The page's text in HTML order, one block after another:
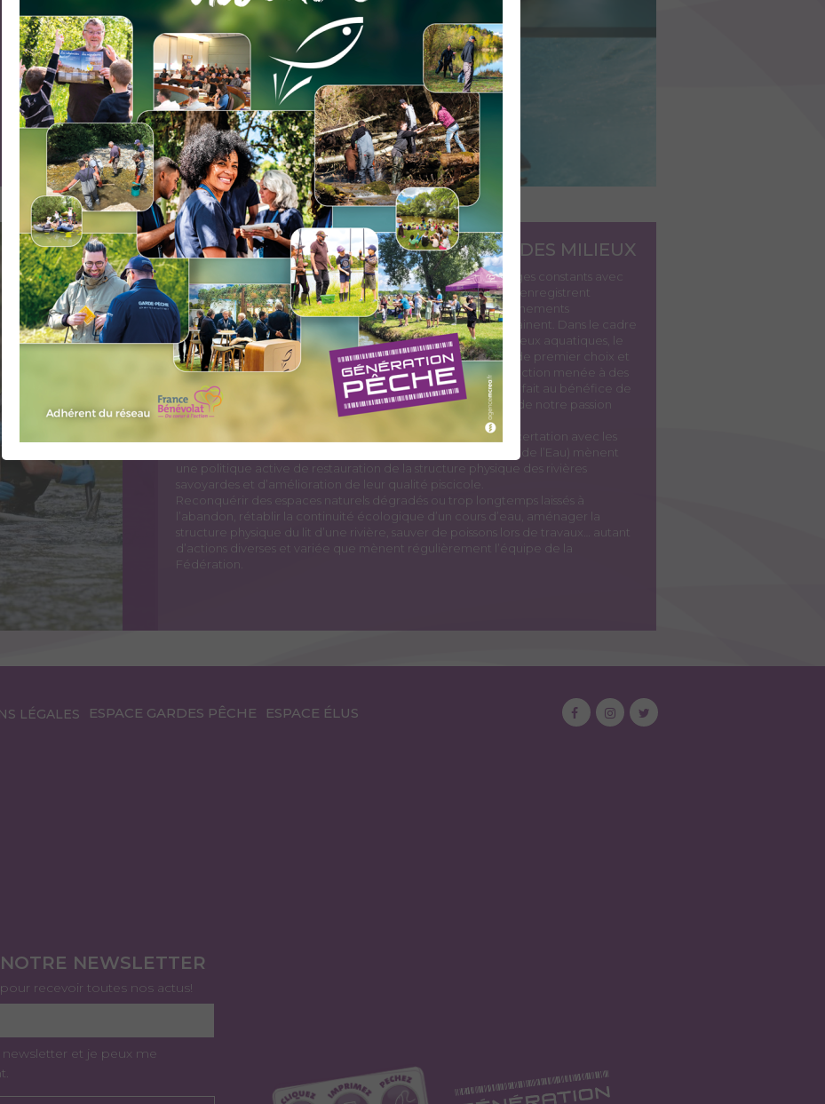
LES OPÉRATIONS DE RESTAURATION DES MILIEUX
Les eaux courantes sont des milieux ouverts, sièges d’échanges constants avec
les systèmes qu’ils traversent. Ces milieux, dits « récepteurs », enregistrent
longitudinalement l’ensemble des variabilités et dysfonctionnements
environnementaux tout au long des bassins versants qu’ils drainent. Dans le cadre
d’une politique de gestion durable, et conservatrice des milieux aquatiques, le
suivi d’une population piscicole donnée reste un indicateur de premier choix et
constitue un outil formidable d’évaluation et de suivi. Toute action menée à des
fins d’amélioration de l’habitat et du cycle vital du poisson se fait au bénéfice de
l’ensemble de l’écosystème et contribue de fait à la qualité de notre passion
commune : la pêche.
Depuis quelques années, la FSPPMA et les AAPPMA, en concertation avec les
différents acteurs de l’eau (Syndicat, Département, Agence de l’Eau) mènent
une politique active de restauration de la structure physique des rivières
savoyardes et d’amélioration de leur qualité piscicole.
Reconquérir des espaces naturels dégradés ou trop longtemps laissés à
l’abandon, rétablir la continuité écologique d’un cours d’eau, aménager la
structure physique du lit d’une rivière, sauver de poissons lors de travaux… autant
d’actions diverses et variée que mènent régulièrement l’équipe de la
Fédération.
LÉGALES ESPACE GARDES PÊCHE ESPACE ÉLUS
NEWSLETTER
recevoir toutes nos actus!
et je peux me